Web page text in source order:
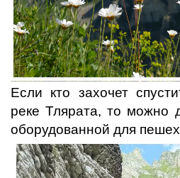
Если кто захочет
реке Тлярата, то можно
оборудованной для